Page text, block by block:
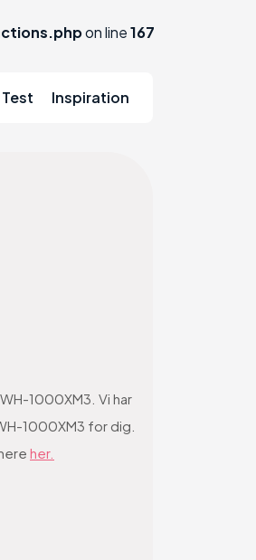
on line167
Inspiration
1000XM3. Vi har
1000XM3 for dig.
her.